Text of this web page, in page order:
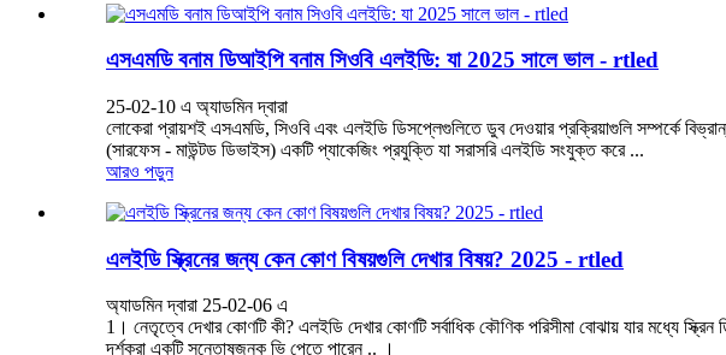
এসএমডি বনাম ডিআইপি বনাম সিওবি এলইডি: যা 2025 সালে ভাল - rtled
25-02-10 এ অ্যাডমিন দ্বারা
লোকেরা প্রায়শই এসএমডি, সিওবি এবং এলইডি ডিসপ্লেগুলিতে ডুব দেওয়ার প্রক্রিয়াগুলি সম্পর্কে
(সারফেস - মাউন্টড ডিভাইস) একটি প্যাকেজিং প্রযুক্তি যা সরাসরি এলইডি সংযুক্ত করে ...
আরও পড়ুন
এলইডি স্ক্রিনের জন্য কেন কোণ বিষয়গুলি দেখার বিষয়? 2025 - rtled
অ্যাডমিন দ্বারা 25-02-06 এ
1। নেতৃত্বে দেখার কোণটি কী? এলইডি দেখার কোণটি সর্বাধিক কৌণিক পরিসীমা বোঝায় যার মধ্যে
দর্শকরা একটি সন্তোষজনক ভি পেতে পারেন .. ।